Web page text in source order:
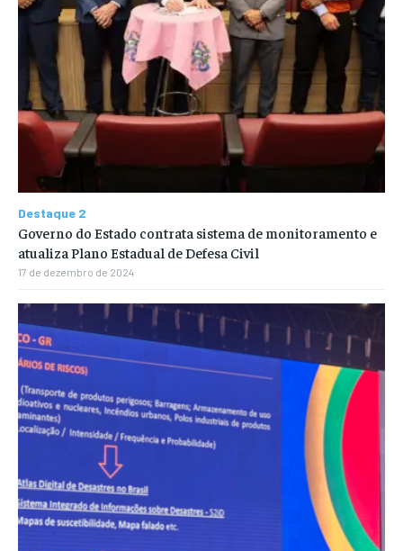
Destaque 2
Governo do Estado contrata sistema de monitoramento e
atualiza Plano Estadual de Defesa Civil
17 de dezembro de 2024